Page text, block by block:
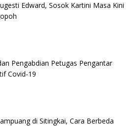
Edward, Sosok Kartini Masa Kini
Pengabdian Petugas Pengantar
Covid-19
di Sitingkai, Cara Berbeda